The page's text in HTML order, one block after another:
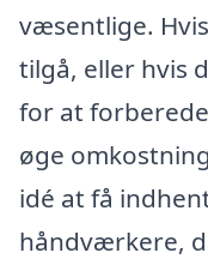
væsentlige.
tilgå, eller hvis
for at
øge
idé at få
håndværkere,